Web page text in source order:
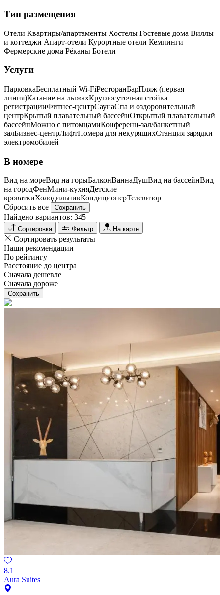
Тип размещения
Отели Квартиры/апартаменты Хостелы Гостевые дома Виллы
и коттеджи Апарт-отели Курортные отели Кемпинги
Фермерские дома Рёканы Ботели
Услуги
ПарковкаБесплатный Wi-FiРесторанБарПляж (первая
линия)Катание на лыжахКруглосуточная стойка
регистрацииФитнес-центрСаунаСпа и оздоровительный
центрКрытый плавательный бассейнОткрытый плавательный
бассейнМожно с питомцамиКонференц-зал/банкетный
залБизнес-центрЛифтНомера для некурящихCтанция зарядки
электромобилей
В номере
Вид на мореВид на горыБалконВаннаДушВид на бассейнВид
на городФенМини-кухняДетские
кроваткиХолодильникКондиционерТелевизор
Сбросить все
Сохранить
Найдено вариантов: 345
Сортировка Фильтр На карте
Сортировать результаты
Наши рекомендации
По рейтингу
Расстояние до центра
Сначала дешевле
Сначала дороже
Сохранить
8.1
Aura Suites